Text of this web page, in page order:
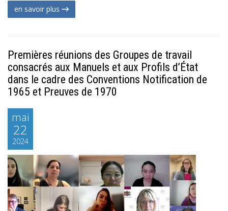
en savoir plus
Premières réunions des Groupes de travail
consacrés aux Manuels et aux Profils d’État
dans le cadre des Conventions Notification de
1965 et Preuves de 1970
mai
22
2024